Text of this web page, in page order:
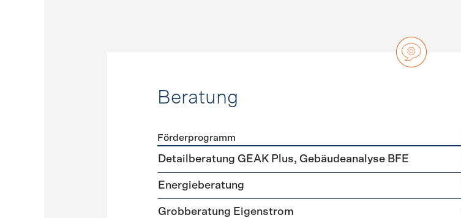
Beratung
Förderprogramme Beratung
Förderprogramm
Detailberatung GEAK Plus, Gebäudeanalyse BFE
Energieberatung
Grobberatung Eigenstrom